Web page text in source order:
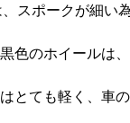
スポークが細い
色のホイールは
とても軽く、車